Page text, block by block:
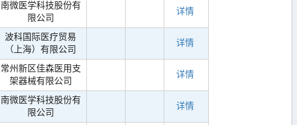
南微医学科技股份有
限公司
详情
波科国际医疗贸易
（上海）有限公司
详情
常州新区佳森医用支
架器械有限公司
详情
南微医学科技股份有
限公司
详情